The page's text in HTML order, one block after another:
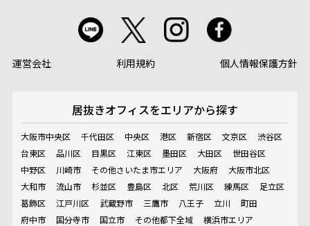
運営会社 利用規約 個人情報保護方針
居抜きオフィスをエリアから探す
大阪市中央区 千代田区 中央区 港区 新宿区 文京区
渋谷区
台東区
品川区 目黒区 江東区 墨田区 大田区
世田谷区
中野区
川崎市 その他さいたま市エリア 大阪府
大阪市北区
大和市
流山市 杉並区 豊島区 北区 荒川区 練馬区
足立区
葛飾区
江戸川区 武蔵野市 三鷹市 八王子 立川
町田
府中市
国分寺市 国立市 その他都下全域
横浜市エリア